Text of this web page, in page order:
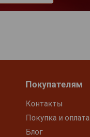
Покупателям
Контакты
Покупка и оплата
Блог